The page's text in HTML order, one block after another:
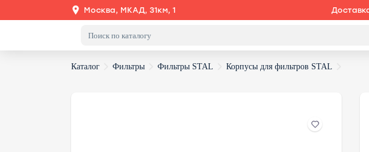
Москва, МКАД, 31км, 1
Каталог Фильтры Фильтры STAL Корпусы для фильтров STAL